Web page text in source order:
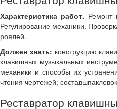
Характеристика работ. Ремонт
Регулирование механики.
роялей.
Должен знать: конструкцию
клавишных музыкальных
механики и способы их
чтения чертежей;
Реставратор